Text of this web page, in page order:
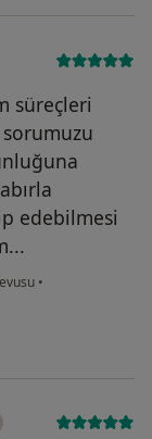
süreçleri
edebilmesi
•